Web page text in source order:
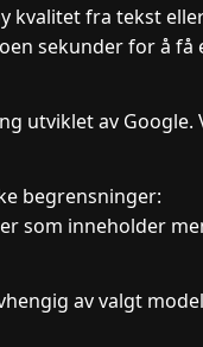
kvalitet fra tekst
sekunder for å få
utviklet av
begrensninger:
som inneholder
av valgt